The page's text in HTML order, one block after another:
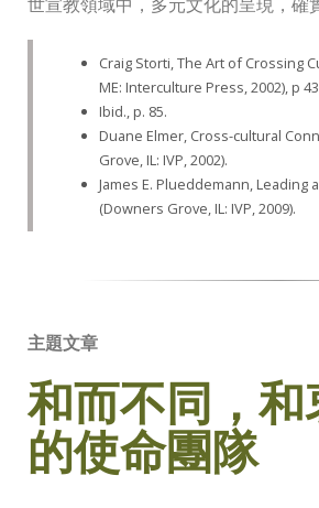
Craig Storti, The Art of Crossing
ME: Interculture Press, 2002), p
Ibid., p. 85.
Duane Elmer, Cross-cultural
Grove, IL: IVP, 2002).
James E. Plueddemann, Leading
(Downers Grove, IL: IVP, 2009).
主題文章
和而不同，
的使命團隊